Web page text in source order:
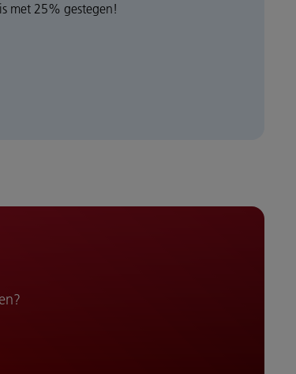
met 25% gestegen!